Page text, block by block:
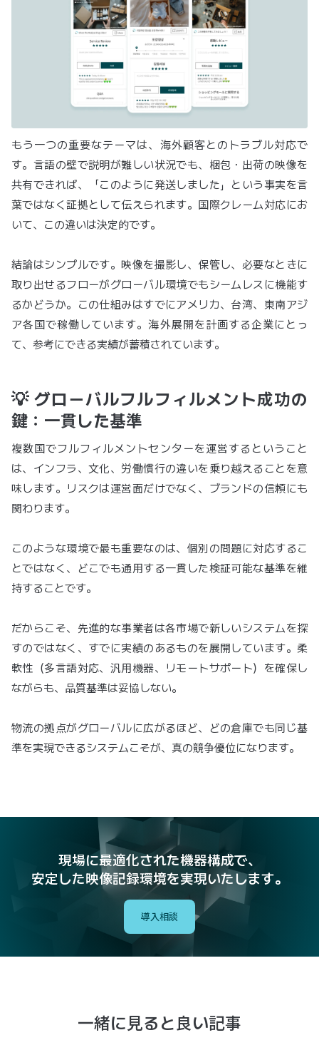
もう一つの重要なテーマは、海外顧客とのトラブル対応で
す。言語の壁で説明が難しい状況でも、梱包・出荷の映像を
共有できれば、「このように発送しました」という事実を言
葉ではなく証拠として伝えられます。国際クレーム対応にお
いて、この違いは決定的です。
結論はシンプルです。映像を撮影し、保管し、必要なときに
取り出せるフローがグローバル環境でもシームレスに機能す
るかどうか。この仕組みはすでにアメリカ、台湾、東南アジ
ア各国で稼働しています。海外展開を計画する企業にとっ
て、参考にできる実績が蓄積されています。
💡 グローバルフルフィルメント成功の
鍵：一貫した基準
複数国でフルフィルメントセンターを運営するということ
は、インフラ、文化、労働慣行の違いを乗り越えることを意
味します。リスクは運営面だけでなく、ブランドの信頼にも
関わります。
このような環境で最も重要なのは、個別の問題に対応するこ
とではなく、どこでも通用する一貫した検証可能な基準を維
持することです。
だからこそ、先進的な事業者は各市場で新しいシステムを探
すのではなく、すでに実績のあるものを展開しています。柔
軟性（多言語対応、汎用機器、リモートサポート）を確保し
ながらも、品質基準は妥協しない。
物流の拠点がグローバルに広がるほど、どの倉庫でも同じ基
準を実現できるシステムこそが、真の競争優位になります。
現場に最適化された機器構成で、
安定した映像記録環境を実現いたします。
導入相談
一緒に見ると良い記事